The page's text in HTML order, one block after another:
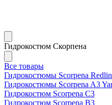
Гидрокостюм Скорпена
Все товары
Гидрокостюмы Scorpena
Гидрокостюмы Scorpena A3
Гидрокостюм Scorpena C3
Гидрокостюм Scorpena B3